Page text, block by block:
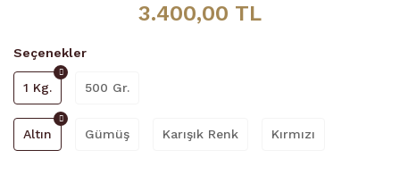
3.400,00 TL
Seçenekler
1 Kg. 500 Gr.
Altın Gümüş Karışık Renk Kırmızı